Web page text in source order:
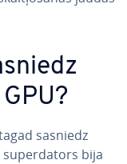
sasniedz
su­per­da­tors bija